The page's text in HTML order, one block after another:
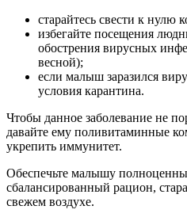
старайтесь свести к
избегайте посещения
обострения вирусных
весной);
если малыш заразился
условия карантина.
Чтобы данное заболевание не
давайте ему поливитаминные
укрепить иммунитет.
Обеспечьте малышу
сбалансированный рацион,
свежем воздухе.